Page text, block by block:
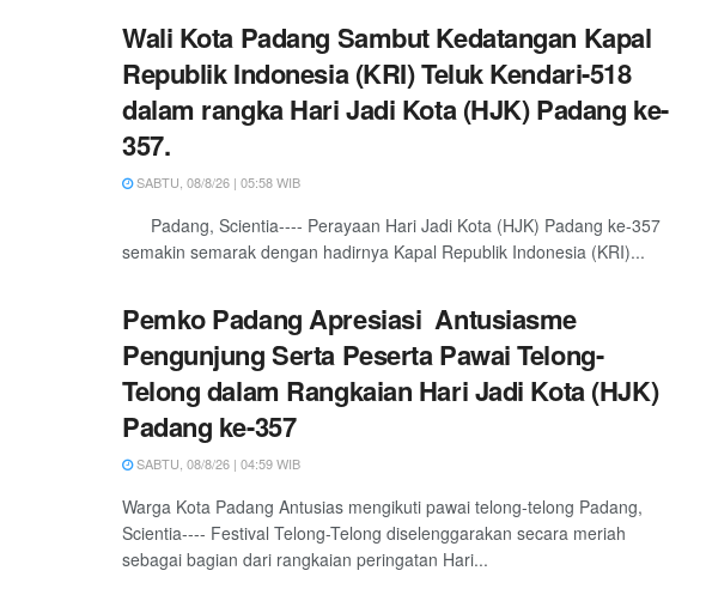
Wali Kota Padang Sambut Kedatangan Kapal
Republik Indonesia (KRI) Teluk Kendari-518
dalam rangka Hari Jadi Kota (HJK) Padang ke-
357.
SABTU, 08/8/26 | 05:58 WIB
Padang, Scientia---- Perayaan Hari Jadi Kota (HJK) Padang ke-357
semakin semarak dengan hadirnya Kapal Republik Indonesia (KRI)...
Pemko Padang Apresiasi Antusiasme
Pengunjung Serta Peserta Pawai Telong-
Telong dalam Rangkaian Hari Jadi Kota (HJK)
Padang ke-357
SABTU, 08/8/26 | 04:59 WIB
Warga Kota Padang Antusias mengikuti pawai telong-telong Padang,
Scientia---- Festival Telong-Telong diselenggarakan secara meriah
sebagai bagian dari rangkaian peringatan Hari...